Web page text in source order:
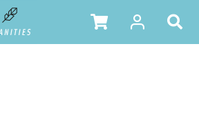
INHALTSVERZEICHNIS